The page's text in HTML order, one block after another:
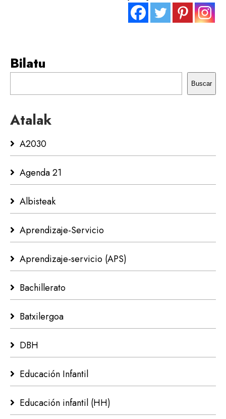
Bilatu
Buscar
Atalak
A2030
Agenda 21
Albisteak
Aprendizaje-Servicio
Aprendizaje-servicio (APS)
Bachillerato
Batxilergoa
DBH
Educación Infantil
Educación infantil (HH)